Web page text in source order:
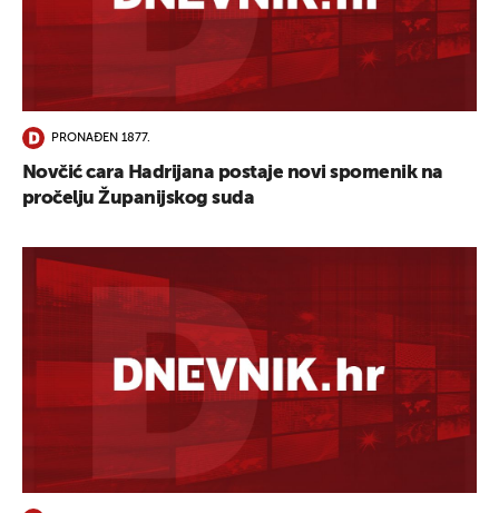
PRONAĐEN 1877.
Novčić cara Hadrijana postaje novi spomenik na
pročelju Županijskog suda
UKLJUČITE NOTIFIKACIJE